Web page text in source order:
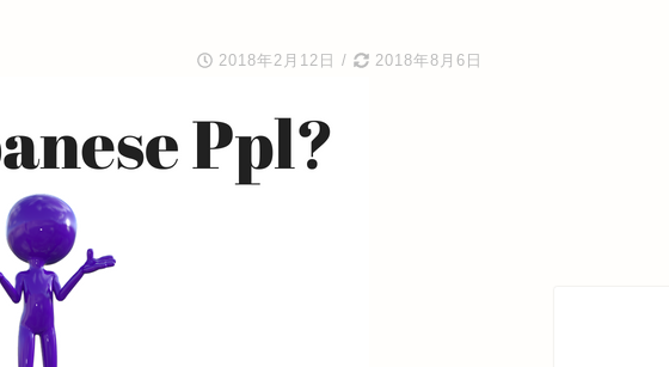
2018年2月12日 / 2018年8月6日